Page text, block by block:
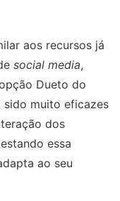
aos recursos já
social media,
Dueto do
sido muito eficazes
dos
essa
ao seu